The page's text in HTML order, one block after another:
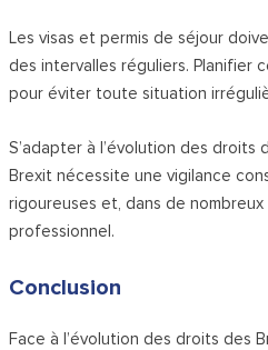
Les visas et permis de séjour
des intervalles réguliers. Planifier
pour éviter toute situation
S’adapter à l’évolution des droits
Brexit nécessite une vigilance
rigoureuses et, dans de
professionnel.
Conclusion
Face à l’évolution des droits des